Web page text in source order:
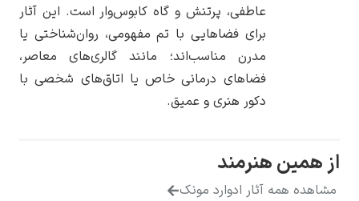
پرتنش و گاه کابوس‌وار است. این آثار
فضاهایی با تم مفهومی، روان‌شناختی یا
مناسب‌اند؛ مانند گالری‌های معاصر،
درمانی خاص یا اتاق‌های شخصی با
ادوارد مونک